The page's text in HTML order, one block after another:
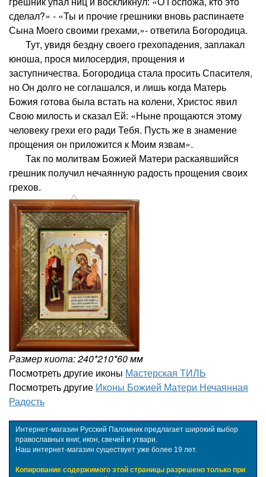
сделал?» - «Ты и прочие грешники вновь распинаете
Сына Моего своими грехами,»- ответила Богородица.
Тут, увидя бездну своего грехопадения, заплакал
юноша, прося милосердия, прощения и
заступничества. Богородица стала просить Спасителя,
но Он долго не соглашался, и лишь когда Матерь
Божия готова была встать на колени, Христос явил
Свою милость и сказал Ей: «Ныне прощаются этому
человеку грехи его ради Тебя. Пусть же в знамение
прощения он приложится к Моим язвам».
Так по молитвам Божией Матери раскаявшийся
грешник получил нечаянную радость прощения своих
грехов.
Размер киота: 240*210*60 мм
Посмотреть другие иконы Мастерская ТИЛЬ
Посмотреть другие Иконы Божией Матери Нечаянная
Радость
Интернет-магазин Русский Паломник предлагает широкий выбор
православных книг, икон, свечей и утвари.
Наш интернет-магазин существует уже более 19 лет.
Копирование содержимого этой страницы разрешено только при